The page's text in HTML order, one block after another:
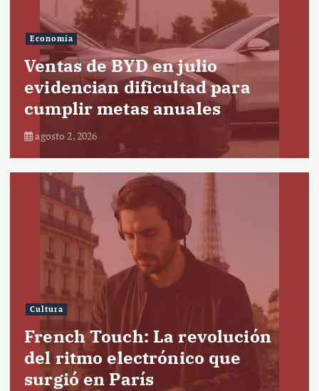
Economía
Ventas de BYD en julio
evidencian dificultad para
cumplir metas anuales
agosto 2, 2026
Cultura
French Touch: La revolución
del ritmo electrónico que
surgió en París